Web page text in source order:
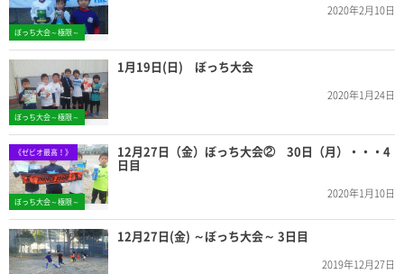
ぼっち大会～極限～
2020年2月10日
ぼっち大会～極限～
1月19日(日) ぼっち大会
2020年1月24日
《ゼビオ最高！》
ぼっち大会～極限～
12月27日（金）ぼっち大会② 30日（月）・・・4
日目
2020年1月10日
12月27日(金) ～ぼっち大会～ 3日目
2019年12月27日